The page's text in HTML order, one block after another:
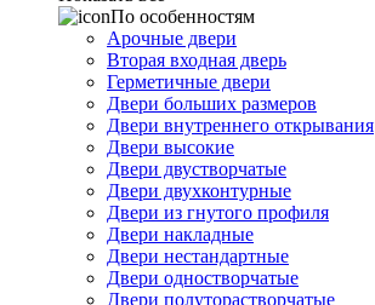
По особенностям
Арочные двери
Вторая входная дверь
Герметичные двери
Двери больших размеров
Двери внутреннего открывания
Двери высокие
Двери двустворчатые
Двери двухконтурные
Двери из гнутого профиля
Двери накладные
Двери нестандартные
Двери одностворчатые
Двери полуторастворчатые